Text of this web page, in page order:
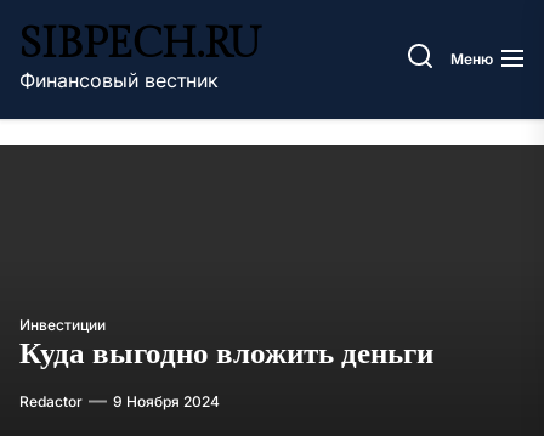
содержимому
SIBPECH.RU
Финансовый вестник
Меню
Инвестиции
Куда выгодно вложить деньги
Redactor 9 Ноября 2024